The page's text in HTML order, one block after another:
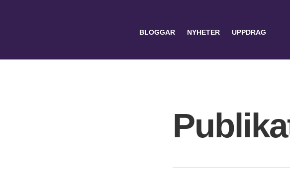
BLOGGAR NYHETER UPPDRAG